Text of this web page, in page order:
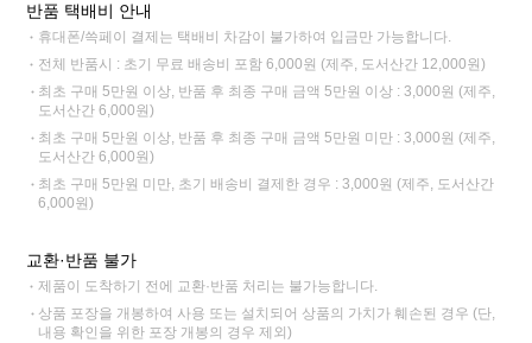
반품 택배비 안내
휴대폰/쓱페이 결제는 택배비 차감이 불가하여 입금만 가능합니다.
전체 반품시 : 초기 무료 배송비 포함 6,000원 (제주, 도서산간 12,000원)
최초 구매 5만원 이상, 반품 후 최종 구매 금액 5만원 이상 : 3,000원 (제주,
도서산간 6,000원)
최초 구매 5만원 이상, 반품 후 최종 구매 금액 5만원 미만 : 3,000원 (제주,
도서산간 6,000원)
최초 구매 5만원 미만, 초기 배송비 결제한 경우 : 3,000원 (제주, 도서산간
6,000원)
교환·반품 불가
제품이 도착하기 전에 교환·반품 처리는 불가능합니다.
상품 포장을 개봉하여 사용 또는 설치되어 상품의 가치가 훼손된 경우 (단,
내용 확인을 위한 포장 개봉의 경우 제외)